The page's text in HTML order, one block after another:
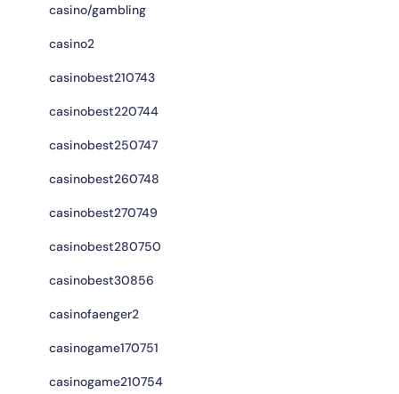
casino/gambling
casino2
casinobest210743
casinobest220744
casinobest250747
casinobest260748
casinobest270749
casinobest280750
casinobest30856
casinofaenger2
casinogame170751
casinogame210754